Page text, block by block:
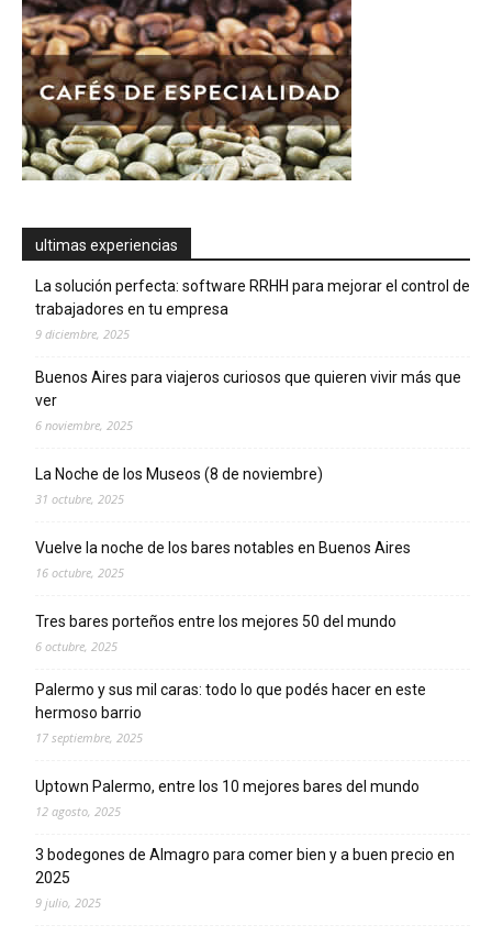
ultimas experiencias
La solución perfecta: software RRHH para mejorar el control de
trabajadores en tu empresa
9 diciembre, 2025
Buenos Aires para viajeros curiosos que quieren vivir más que
ver
6 noviembre, 2025
La Noche de los Museos (8 de noviembre)
31 octubre, 2025
Vuelve la noche de los bares notables en Buenos Aires
16 octubre, 2025
Tres bares porteños entre los mejores 50 del mundo
6 octubre, 2025
Palermo y sus mil caras: todo lo que podés hacer en este
hermoso barrio
17 septiembre, 2025
Uptown Palermo, entre los 10 mejores bares del mundo
12 agosto, 2025
3 bodegones de Almagro para comer bien y a buen precio en
2025
9 julio, 2025